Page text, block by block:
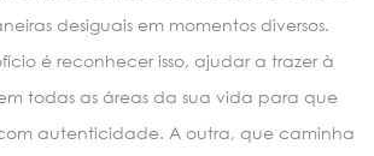
desiguais em momentos diversos.
é reconhecer isso, ajudar a trazer à
todas as áreas da sua vida para que
autenticidade. A outra, que caminha